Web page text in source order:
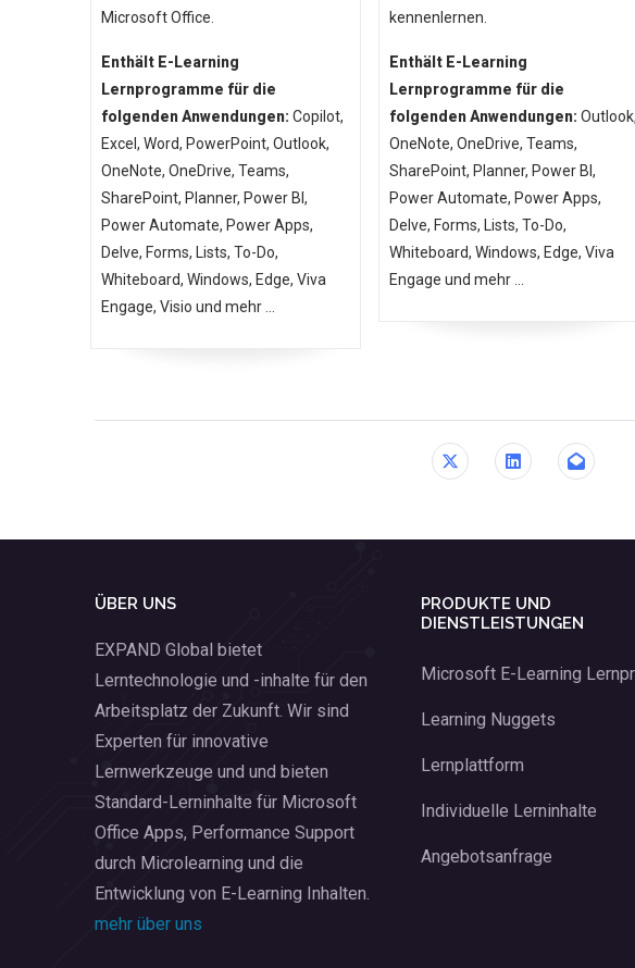
Microsoft Office.
Enthält E-Learning
Lernprogramme für die
folgenden Anwendungen: Copilot,
Excel, Word, PowerPoint, Outlook,
OneNote, OneDrive, Teams,
SharePoint, Planner, Power BI,
Power Automate, Power Apps,
Delve, Forms, Lists, To-Do,
Whiteboard, Windows, Edge, Viva
Engage, Visio und mehr ...
kennenlernen.
Enthält E-Learning
Lernprogramme für die
folgenden Anwendungen: Outlook,
OneNote, OneDrive, Teams,
SharePoint, Planner, Power BI,
Power Automate, Power Apps,
Delve, Forms, Lists, To-Do,
Whiteboard, Windows, Edge, Viva
Engage und mehr ...
ÜBER UNS
EXPAND Global bietet
Lerntechnologie und -inhalte für den
Arbeitsplatz der Zukunft. Wir sind
Experten für innovative
Lernwerkzeuge und und bieten
Standard-Lerninhalte für Microsoft
Office Apps, Performance Support
durch Microlearning und die
Entwicklung von E-Learning Inhalten.
mehr über uns
PRODUKTE UND
DIENSTLEISTUNGEN
Microsoft E-Learning
Learning Nuggets
Lernplattform
Individuelle Lerninhalte
Angebotsanfrage